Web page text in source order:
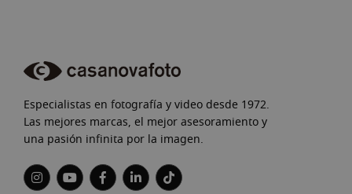
Especialistas en fotografía y video desde 1972.
Las mejores marcas, el mejor asesoramiento y
una pasión infinita por la imagen.